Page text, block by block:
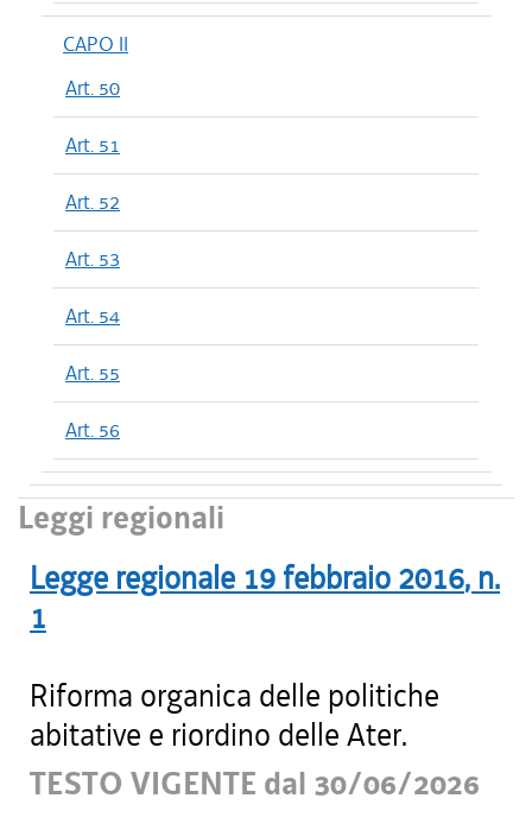
CAPO II
Art. 50
Art. 51
Art. 52
Art. 53
Art. 54
Art. 55
Art. 56
Leggi regionali
Legge regionale 19 febbraio 2016, n.
1
Riforma organica delle politiche
abitative e riordino delle Ater.
TESTO VIGENTE dal 30/06/2026